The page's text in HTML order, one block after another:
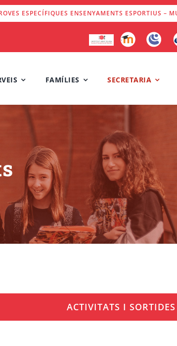
ESPECÍFIQUES ENSENYAMENTS ESPORTIUS –
FAMÍLIES SECRETARIA
ACTIVITATS I SORTIDES